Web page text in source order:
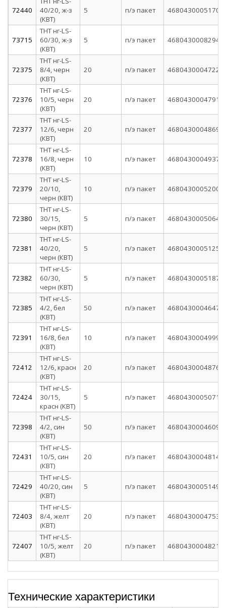
72440
40/20, ж-з
(КВТ)
5 п/э пакет 4680430005170
73715
ТНТ нг-LS-
60/30, ж-з
(КВТ)
5 п/э пакет 4680430008294
72375
ТНТ нг-LS-
8/4, черн
(КВТ)
20 п/э пакет 4680430004722
72376
ТНТ нг-LS-
10/5, черн
(КВТ)
20 п/э пакет 4680430004791
72377
ТНТ нг-LS-
12/6, черн
(КВТ)
20 п/э пакет 4680430004869
72378
ТНТ нг-LS-
16/8, черн
(КВТ)
10 п/э пакет 4680430004937
72379
ТНТ нг-LS-
20/10,
черн (КВТ)
10 п/э пакет 4680430005200
72380
ТНТ нг-LS-
30/15,
черн (КВТ)
5 п/э пакет 4680430005064
72381
ТНТ нг-LS-
40/20,
черн (КВТ)
5 п/э пакет 4680430005125
72382
ТНТ нг-LS-
60/30,
черн (КВТ)
5 п/э пакет 4680430005187
72385
ТНТ нг-LS-
4/2, бел
(КВТ)
50 п/э пакет 4680430004647
72391
ТНТ нг-LS-
16/8, бел
(КВТ)
10 п/э пакет 4680430004999
72412
ТНТ нг-LS-
12/6, красн
(КВТ)
20 п/э пакет 4680430004876
72424
ТНТ нг-LS-
30/15,
красн (КВТ)
5 п/э пакет 4680430005071
72398
ТНТ нг-LS-
4/2, син
(КВТ)
50 п/э пакет 4680430004609
72431
ТНТ нг-LS-
10/5, син
(КВТ)
20 п/э пакет 4680430004814
72429
ТНТ нг-LS-
40/20, син
(КВТ)
5 п/э пакет 4680430005149
72403
ТНТ нг-LS-
8/4, желт
(КВТ)
20 п/э пакет 4680430004753
72407
ТНТ нг-LS-
10/5, желт
(КВТ)
20 п/э пакет 4680430004821
Технические характеристики